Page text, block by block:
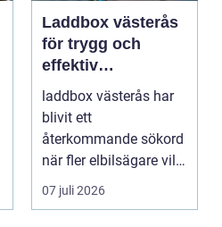
Laddbox västerås
för trygg och
effektiv
hemmaladdning
laddbox västerås har
blivit ett
återkommande sökord
när fler elbilsägare vill
ladda hemma på ett
säk...
07 juli 2026